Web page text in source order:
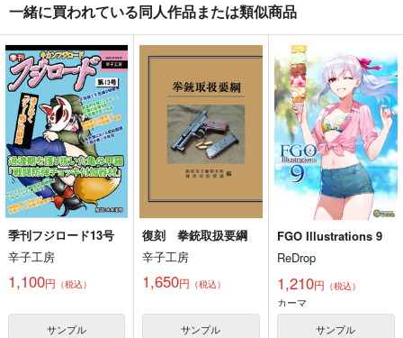
艦船の本 III
T.N.T.SHOW
660円（税込）
ミリタリー
サンプル
カート
徹底詳解 九二式重装
甲車
国本戦車塾
1,320円（税込）
ミリタリー
サンプル
カート
復刻 拳銃取扱要綱
辛子工房
専売 1,650円（税込）
ミリタリー
サンプル
カート
一緒に買われている同人作品または類似商品
季刊フジロード13号
辛子工房
1,100円 （税込）
サンプル
復刻 拳銃取扱要綱
辛子工房
1,650円 （税込）
サンプル
FGO Illustrations 9
ReDrop
1,210円 （税込）
カーマ
サンプル